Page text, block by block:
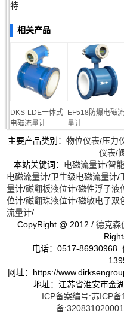
特...
相关产品
DKS-LDE一体式
电磁流量计
EF518防爆电磁流
量计
主要产品类别： 物位仪表/压力
仪表/
本站关键词： 电磁流量计/智
电磁流量计/卫生级电磁流量计/
量计/磁翻板液位计/磁性浮子液
位计/磁翻珠液位计/磁敏电子双
流量计/
CopyRight @ 2012 / 德克森
电话：0517-86930968
网址：https://
地址：江苏省淮安市金
ICP备案编号:苏ICP
备